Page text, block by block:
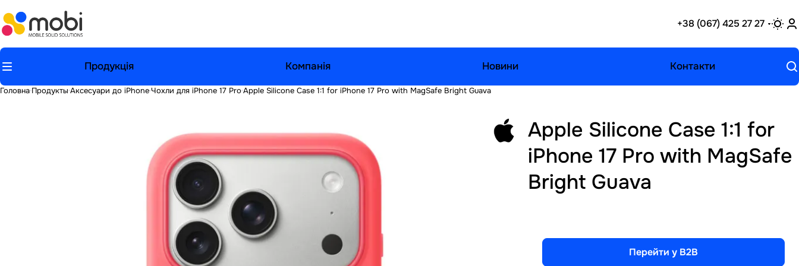
+38 (067) 425 27 27
Продукція Компанія Новини Контакти
Головна Продукты Аксесуари до iPhoneЧохли для iPhone 17 ProApple Silicone Case 1:1 for iPhone 17 Pro with MagSafe Bright Guava
Apple Silicone Case 1:1 for
iPhone 17 Pro with MagSafe
Bright Guava
Перейти у B2B